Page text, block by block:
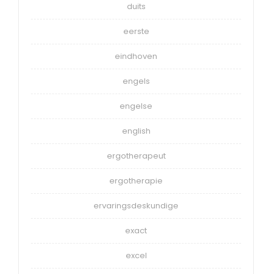
duits
eerste
eindhoven
engels
engelse
english
ergotherapeut
ergotherapie
ervaringsdeskundige
exact
excel